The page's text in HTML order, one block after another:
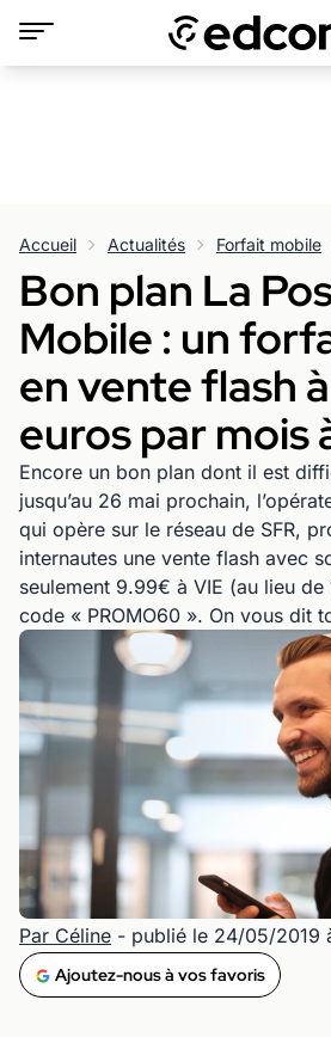
Accueil Actualités Forfait mobile
Bon plan La
Mobile : un
en vente flash
euros par mois
Encore un bon plan dont il est
jusqu’au 26 mai prochain,
qui opère sur le réseau de SFR,
internautes une vente flash avec
seulement 9.99€ à VIE (au lieu
code « PROMO60 ». On vous dit
Par Céline - publié le 24/05/2019
Ajoutez-nous à vos favoris